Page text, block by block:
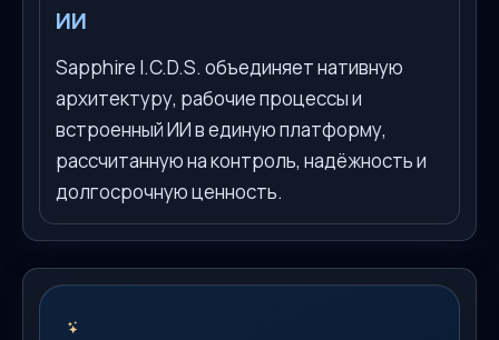
ИИ
Sapphire I.C.D.S. объединяет нативную
архитектуру, рабочие процессы и
встроенный ИИ в единую платформу,
рассчитанную на контроль, надёжность и
долгосрочную ценность.